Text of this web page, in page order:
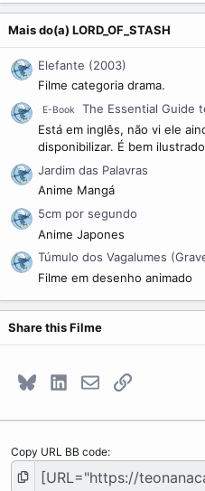
Mais do(a) LORD_OF_STASH
Elefante (2003)
Filme categoria drama.
E-Book
The Essential Guide
Está em inglês, não vi ele
disponibilizar. É bem
Jardim das Palavras
Anime Mangá
5cm por segundo
Anime Japones
Túmulo dos Vagalumes
Filme em desenho animado
Share this Filme
Bluesky LinkedInE-mailLink
Copy URL BB code